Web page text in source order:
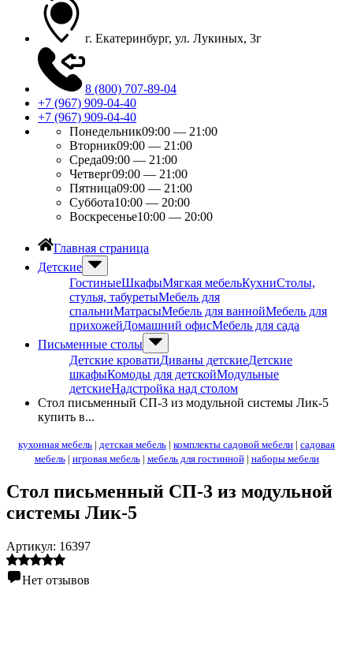
г. Екатеринбург, ул. Лукиных, 3г
8 (800) 707-89-04
+7 (967) 909-04-40
+7 (967) 909-04-40
Понедельник09:00 — 21:00
Вторник09:00 — 21:00
Среда09:00 — 21:00
Четверг09:00 — 21:00
Пятница09:00 — 21:00
Суббота10:00 — 20:00
Воскресенье10:00 — 20:00
Главная страница
Детские
ГостиныеШкафыМягкая мебельКухниСтолы,
стулья, табуретыМебель для
спальниМатрасыМебель для ваннойМебель для
прихожейДомашний офисМебель для сада
Письменные столы
Детские кроватиДиваны детскиеДетские
шкафыКомоды для детскойМодульные
детскиеНадстройка над столом
Стол письменный СП-3 из модульной системы Лик-5
купить в...
кухонная мебель | детская мебель | комплекты садовой мебели | садовая
мебель| игровая мебель| мебель для гостинной| наборы мебели
Стол письменный СП-3 из модульной
системы Лик-5
Артикул: 16397
Нет отзывов